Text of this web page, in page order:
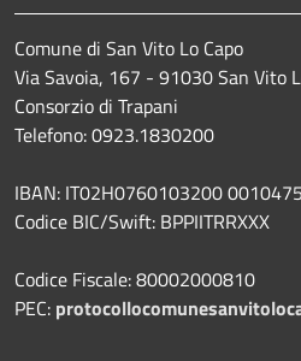
Comune di San Vito Lo Capo
Via Savoia, 167 - 91030 San Vito
Consorzio di Trapani
Telefono: 0923.1830200
IBAN: IT02H0760103200
Codice BIC/Swift: BPPIITRRXXX
Codice Fiscale: 80002000810
PEC: